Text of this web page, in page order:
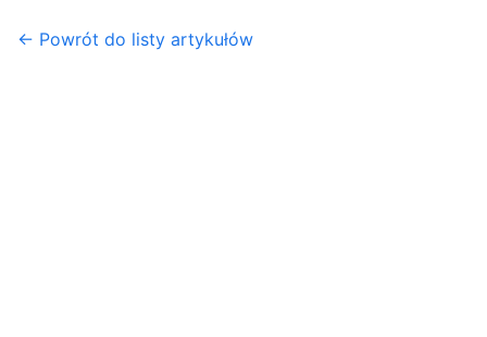
← Powrót do listy artykułów